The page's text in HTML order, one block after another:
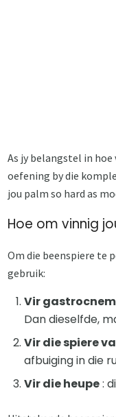
As jy belangstel in
oefening by die
jou palm so hard as
Hoe om vinnig
Om die beenspiere te
gebruik:
Vir
Dan dieselfde,
Vir die spiere
afbuiging in die
Vir die heupe: